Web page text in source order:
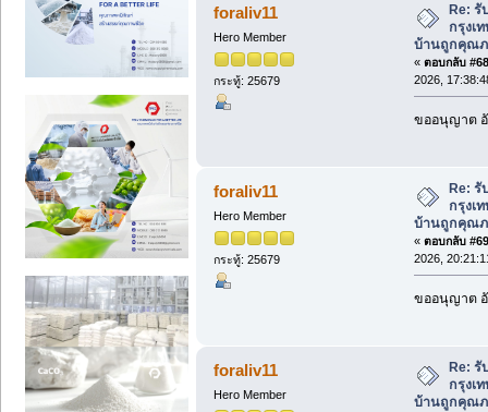
foraliv11
Hero Member
กระทู้: 25679
Re: รั
กรุงเ
บ้านถูกคุณภ
« ตอบกลับ
2026,
ขออนุญาต
foraliv11
Hero Member
กระทู้: 25679
Re: รั
กรุงเ
บ้านถูกคุณภ
« ตอบกลับ
2026,
ขออนุญาต
foraliv11
Hero Member
Re: รั
กรุงเ
บ้านถูกคุณภ